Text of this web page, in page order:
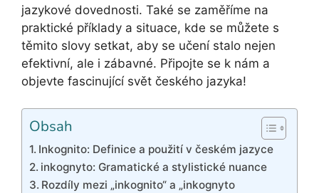
jazykové dovednosti. Také se zaměříme na
praktické příklady a situace, kde se můžete s
těmito slovy setkat, aby se učení stalo nejen
efektivní, ale i zábavné. Připojte se k nám a
objevte fascinující svět českého jazyka!
Obsah
Inkognito: Definice a použití v českém jazyce
inkognyto: Gramatické a stylistické nuance
Rozdíly mezi „inkognito“ a „inkognyto